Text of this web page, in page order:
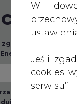
W
Jeśli
cookies
serwisu”.
na
S.A z siedzibą
przez nas
się w